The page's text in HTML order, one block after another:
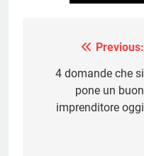
Navigazione
articoli
Previous:
4 domande che si
pone un buon
imprenditore oggi